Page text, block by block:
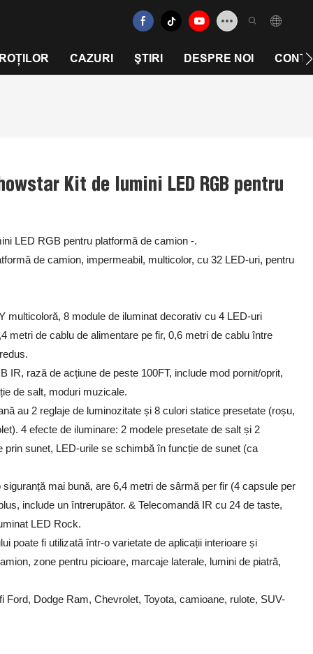
CAZURI ŞTIRI DESPRE NOI
Kit de lumini LED RGB pentru
LED RGB pentru platformă de camion -.
de camion, impermeabil, multicolor, cu 32 LED-uri, pentru
multicoloră, 8 module de iluminat decorativ cu 4 LED-uri
metri de cablu de alimentare pe fir, 0,6 metri de cablu între
IR, rază de acțiune de peste 100FT, include mod pornit/oprit,
de salt, moduri muzicale.
au 2 reglaje de luminozitate și 8 culori statice presetate (roșu,
4 efecte de iluminare: 2 modele presetate de salt și 2
sunet, LED-urile se schimbă în funcție de sunet (ca
mai bună, are 6,4 metri de sârmă per fir (4 capsule per
include un întrerupător. & Telecomandă IR cu 24 de taste,
LED Rock.
poate fi utilizată într-o varietate de aplicații interioare și
zone pentru picioare, marcaje laterale, lumini de piatră,
Dodge Ram, Chevrolet, Toyota, camioane, rulote, SUV-